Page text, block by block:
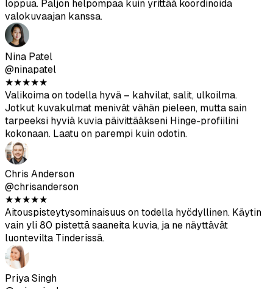
Jake Morrison
@jakemorrison
★★★
Rehellisesti sanottuna yllätyin nopeudesta. Latasin kuvat
lounaan aikana, ja kaikki oli valmiina ennen työpäivän
loppua. Paljon helpompaa kuin yrittää koordinoida
valokuvaajan kanssa.
Nina Patel
@ninapatel
★★★
Valikoima on todella hyvä – kahvilat, salit, ulkoilma.
Jotkut kuvakulmat menivät vähän pieleen, mutta sain
tarpeeksi hyviä kuvia päivittääkseni Hinge-profiilini
kokonaan. Laatu on parempi kuin odotin.
Chris Anderson
@chrisanderson
★★★ ★★